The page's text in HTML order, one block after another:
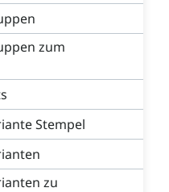
zum
Stempel
zu